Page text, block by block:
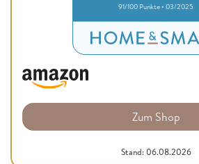
91/100 Punkte • 03/2025
Zum Shop
Stand: 06.08.2026